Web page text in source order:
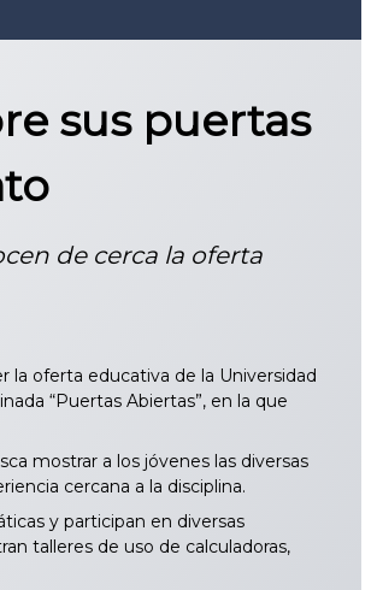
sus puertas
de cerca la oferta
la oferta educativa de la Universidad
“Puertas Abiertas”, en la que
mostrar a los jóvenes las diversas
cercana a la disciplina.
y participan en diversas
talleres de uso de calculadoras,